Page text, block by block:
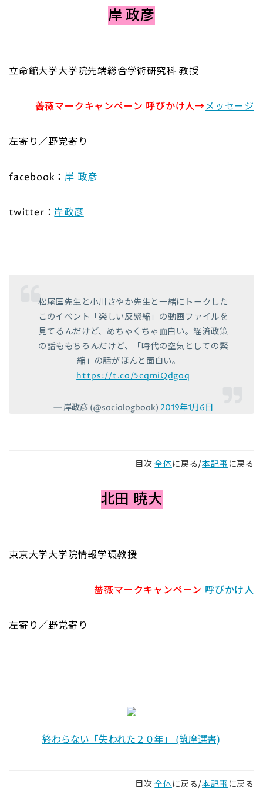
岸 政彦
立命館大学大学院先端総合学術研究科 教授
薔薇マークキャンペーン 呼びかけ人→メッセージ
左寄り／野党寄り
facebook：岸 政彦
twitter：岸政彦
松尾匡先生と小川さやか先生と一緒にトークした
このイベント「楽しい反緊縮」の動画ファイルを
見てるんだけど、めちゃくちゃ面白い。経済政策
の話ももちろんだけど、「時代の空気としての緊
縮」の話がほんと面白い。
https://t.co/5cqmiQdgoq
— 岸政彦 (@sociologbook)2019年1月6日
目次全体に戻る/本記事 に戻る
北田 暁大
東京大学大学院情報学環教授
薔薇マークキャンペーン 呼びかけ人
左寄り／野党寄り
終わらない「失われた２０年」 (筑摩選書)
目次全体に戻る/本記事 に戻る